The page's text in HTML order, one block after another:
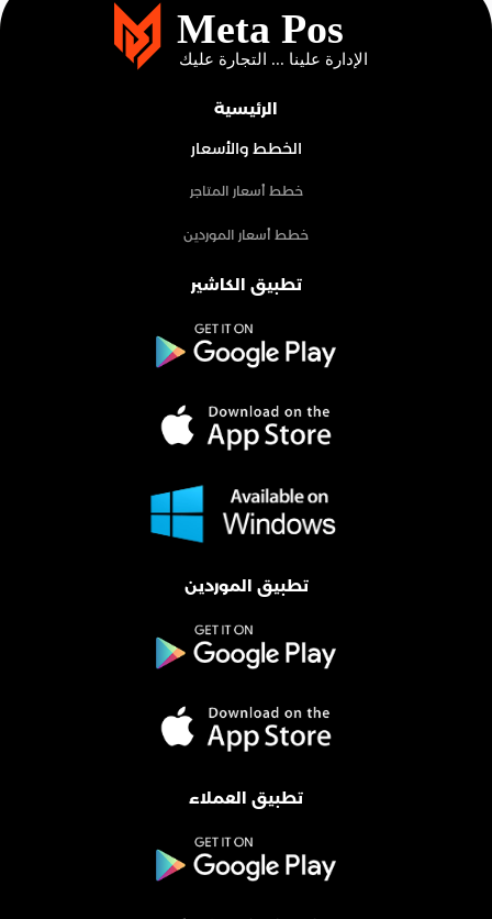
الرئيسية
الخطط والأسعار
خطط أسعار المتاجر
خطط أسعار الموردين
تطبيق الكاشير
تطبيق الموردين
تطبيق العملاء